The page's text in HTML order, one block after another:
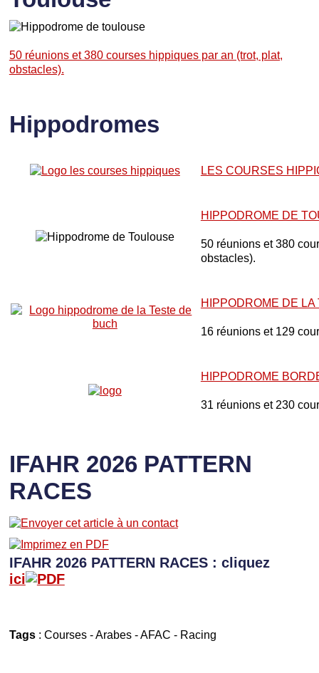
50 réunions et 380 courses hippiques par an (trot, plat,
obstacles).
Hippodromes
LES COURSES
HIPPODROME DE
50 réunions et 380
obstacles).
HIPPODROME DE LA
16 réunions et 129
HIPPODROME
31 réunions et 230
IFAHR 2026 PATTERN
RACES
IFAHR 2026 PATTERN RACES : cliquez
ici
Tags: Courses-Arabes-AFAC - Racing